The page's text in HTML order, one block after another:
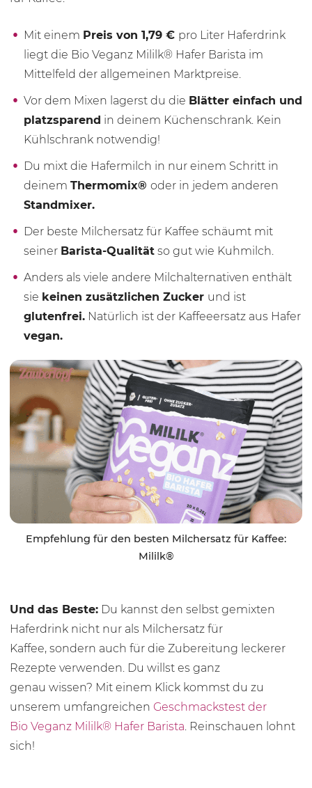
Mit einem Preis von 1,79 € pro Liter Haferdrink
liegt die Bio Veganz Mililk® Hafer Barista im
Mittelfeld der allgemeinen Marktpreise.
Vor dem Mixen lagerst du die Blätter einfach und
platzsparend in deinem Küchenschrank. Kein
Kühlschrank notwendig!
Du mixt die Hafermilch in nur einem Schritt in
deinem Thermomix® oder in jedem anderen
Standmixer.
Der beste Milchersatz für Kaffee schäumt mit
seiner Barista-Qualität so gut wie Kuhmilch.
Anders als viele andere Milchalternativen enthält
sie keinen zusätzlichen Zucker und ist
glutenfrei. Natürlich ist der Kaffeeersatz aus Hafer
vegan.
Empfehlung für den besten Milchersatz für Kaffee:
Mililk®
Und das Beste: Du kannst den selbst gemixten
Haferdrink nicht nur als Milchersatz für
Kaffee, sondern auch für die Zubereitung leckerer
Rezepte verwenden. Du willst es ganz
genau wissen? Mit einem Klick kommst du zu
unserem umfangreichen Geschmackstest der
Bio Veganz Mililk® Hafer Barista. Reinschauen lohnt
sich!